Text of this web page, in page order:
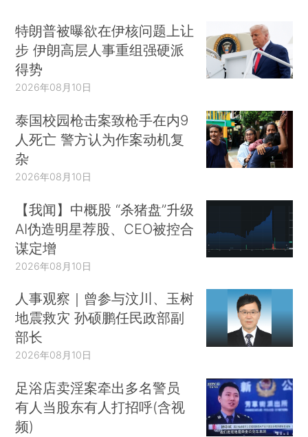
特朗普被曝欲在伊核问题上让
步 伊朗高层人事重组强硬派
得势
2026年08月10日
泰国校园枪击案致枪手在内9
人死亡 警方认为作案动机复
杂
2026年08月10日
【我闻】中概股 “杀猪盘”升级
AI伪造明星荐股、CEO被控合
谋定增
2026年08月10日
人事观察｜曾参与汶川、玉树
地震救灾 孙硕鹏任民政部副
部长
2026年08月10日
足浴店卖淫案牵出多名警员
有人当股东有人打招呼(含视
频)